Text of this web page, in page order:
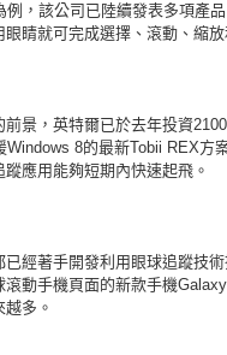
例，該公司已陸續發表多項產
睛就可完成選擇、滾動、縮放
景，英特爾已於去年投資
8的最新Tobii REX方
應用能夠短期內快速起飛。
經著手開發利用眼球追蹤技
動手機頁面的新款手機
多。